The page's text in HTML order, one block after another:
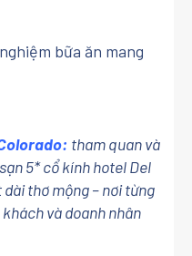
bữa ăn mang
tham quan và
5* cổ kính hotel Del
thơ mộng – nơi từng
và doanh nhân